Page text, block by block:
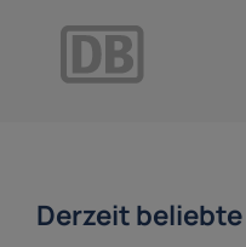
Derzeit beliebte